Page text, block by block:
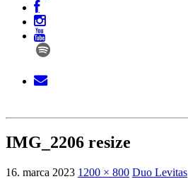
IMG_2206 resize
16. marca 2023 1200 × 800 Duo Levitas